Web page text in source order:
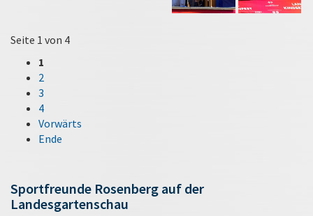
Seite 1 von 4
1
2
3
4
Vorwärts
Ende
Sportfreunde Rosenberg auf der
Landesgartenschau